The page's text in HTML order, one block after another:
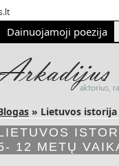
Dainuojamoji poezija
» Lietuvos
12 METŲ